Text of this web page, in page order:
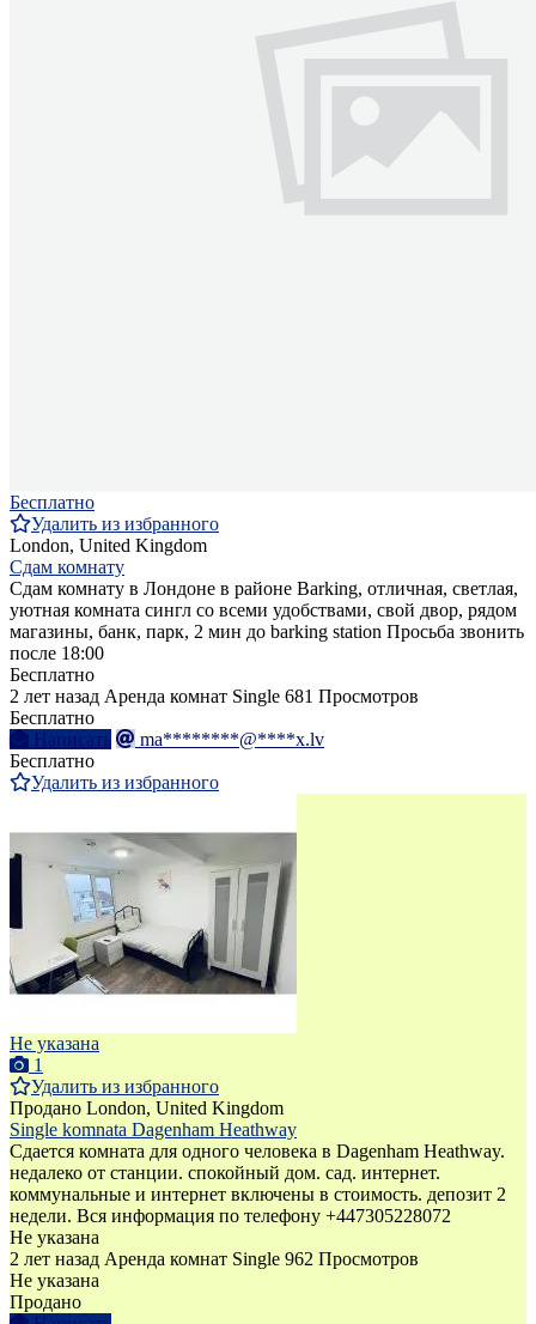
Бесплатно
Удалить из избранного
London, United Kingdom
Сдам комнату
Сдам комнату в Лондоне в районе Barking, отличная, светлая,
уютная комната сингл со всеми удобствами, свой двор, рядом
магазины, банк, парк, 2 мин до barking station Просьба звонить
после 18:00
Бесплатно
2 лет назад Аренда комнат Single 681 Просмотров
Бесплатно
Написать
ma********@****x.lv
Бесплатно
Удалить из избранного
Не указана
1
Удалить из избранного
Продано London, United Kingdom
Single komnata Dagenham Heathway
Сдается комната для одного человека в Dagenham Heathway.
недалеко от станции. спокойный дом. сад. интернет.
коммунальные и интернет включены в стоимость. депозит 2
недели. Вся информация по телефону +447305228072
Не указана
2 лет назад Аренда комнат Single 962 Просмотров
Не указана
Продано